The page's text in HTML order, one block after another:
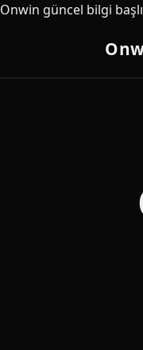
Onwin güncel bilgi